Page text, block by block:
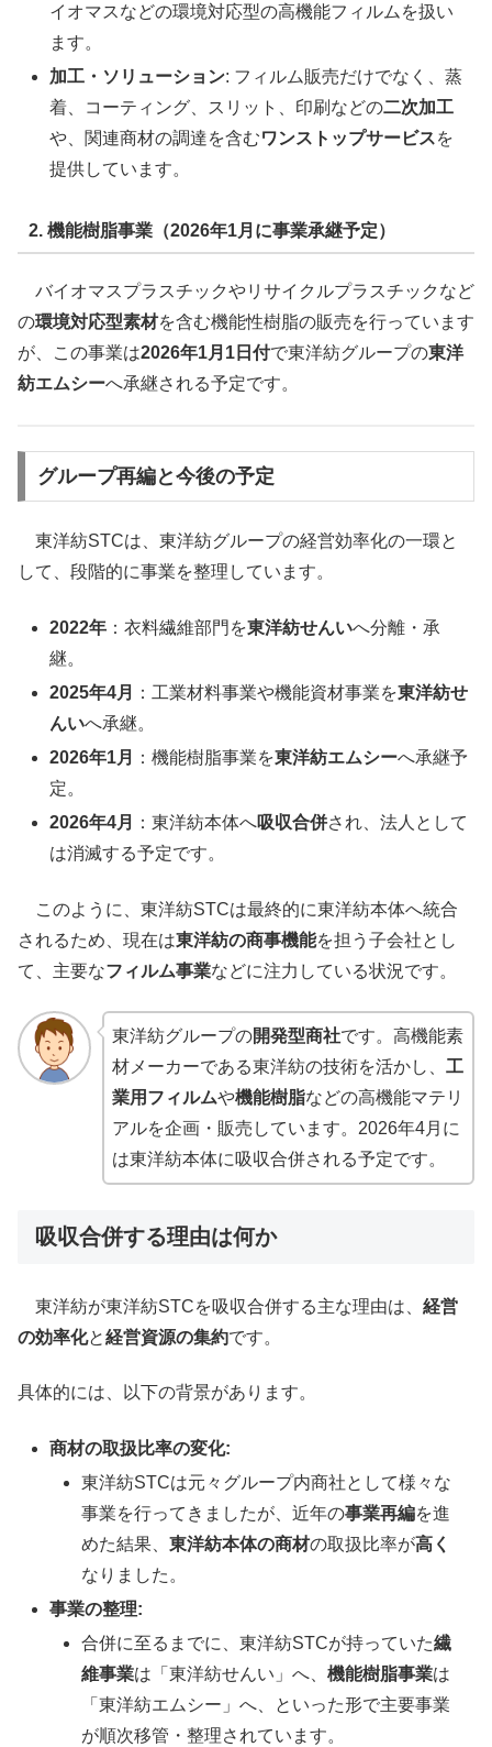
イオマスなどの環境対応型の高機能フィルムを扱い
ます。
加工・ソリューション: フィルム販売だけでなく、蒸
着、コーティング、スリット、印刷などの二次加工
や、関連商材の調達を含むワンストップサービスを
提供しています。
2. 機能樹脂事業（2026年1月に事業承継予定）
バイオマスプラスチックやリサイクルプラスチックなど
の環境対応型素材を含む機能性樹脂の販売を行っています
が、この事業は2026年1月1日付で東洋紡グループの東洋
紡エムシーへ承継される予定です。
グループ再編と今後の予定
東洋紡STCは、東洋紡グループの経営効率化の一環と
して、段階的に事業を整理しています。
2022年 ：衣料繊維部門を東洋紡せんいへ分離・承
継。
2025年4月
：工業材料事業や機能資材事業を東洋紡せ
んいへ承継。
2026年1月
：機能樹脂事業を東洋紡エムシーへ承継予
定。
2026年4月
：東洋紡本体へ吸収合併され、法人として
は消滅する予定です。
このように、東洋紡STCは最終的に東洋紡本体へ統合
されるため、現在は東洋紡の商事機能を担う子会社とし
て、主要なフィルム事業などに注力している状況です。
東洋紡グループの開発型商社です。高機能素
材メーカーである東洋紡の技術を活かし、 工
業用フィルムや機能樹脂などの高機能マテリ
アルを企画・販売しています。2026年4月に
は東洋紡本体に吸収合併される予定です。
吸収合併する理由は何か
東洋紡が東洋紡STCを吸収合併する主な理由は、 経営
の効率化と経営資源の集約です。
具体的には、以下の背景があります。
商材の取扱比率の変化:
東洋紡STCは元々グループ内商社として様々な
事業を行ってきましたが、近年の事業再編を進
めた結果、東洋紡本体の商材の取扱比率が高く
なりました。
事業の整理:
合併に至るまでに、東洋紡STCが持っていた繊
維事業は「東洋紡せんい」へ、機能樹脂事業は
「東洋紡エムシー」へ、といった形で主要事業
が順次移管・整理されています。